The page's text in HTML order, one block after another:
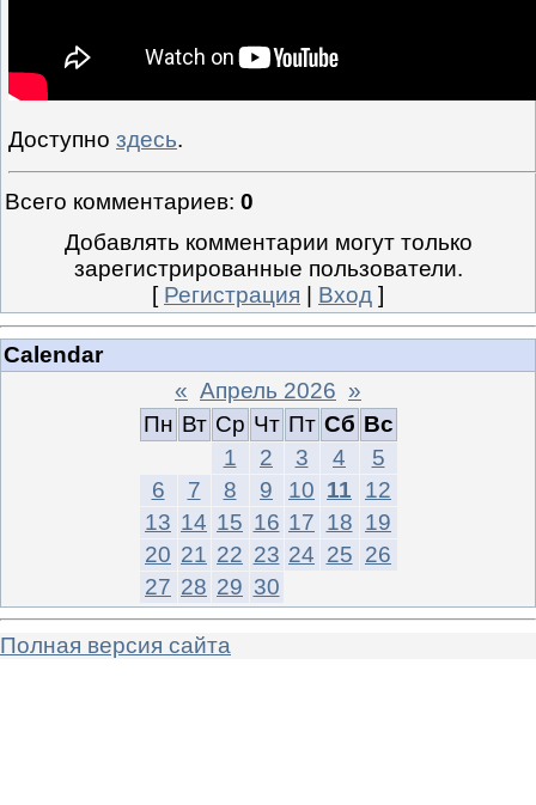
Доступно здесь.
Всего комментариев: 0
Добавлять комментарии могут только
зарегистрированные пользователи.
[ Регистрация Вход ]
Calendar
« Апрель 2026 »
Пн Вт Ср Чт Пт Сб Вс
1
2 3 4
5
6
7 8 9 10 11
12
13 14 15 16 17 18 19
20 21 22 23 24 25 26
27 28 29 30
Полная версия сайта